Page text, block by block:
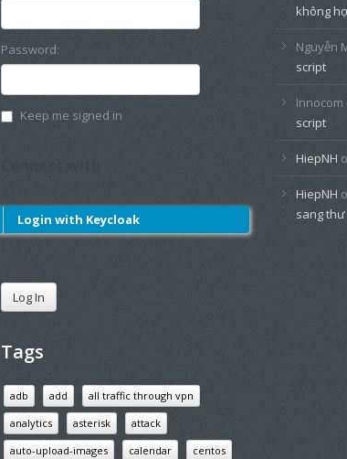
Password:
Keep me signed in
Login with Keycloak
Log In
Tags
adb add
all traffic through vpn
analytics
asterisk
attack
auto-upload-images
calendar centos
không
Nguyễn
script
Innocom
script
HiepNH
HiepNH
sang